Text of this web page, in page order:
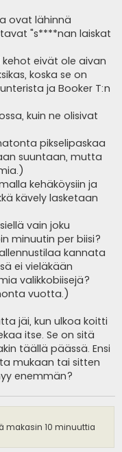
ovat lähinnä
"s****nan laiskat
eivät ole aivan
koska se on
ja Booker T:n
kuin ne olisivat
pikselipaskaa
suuntaan, mutta
kehäköysiin ja
kävely lasketaan
vain joku
minuutin per biisi?
kannata
ei vieläkään
valikkobiisejä?
vuotta.)
jäi, kun ulkoa koitti
itse. Se on sitä
täällä päässä. Ensi
mukaan tai sitten
enemmän?
makasin 10 minuuttia